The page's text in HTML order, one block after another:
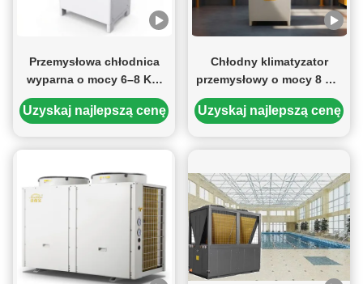
Przemysłowa chłodnica
wyparna o mocy 6–8 KM
zapewniająca
oszczędność energii 30–
długości 18 m i brak
fabryk i magazynów
Uzyskaj najlepszą cenę
Chłodny klimatyzator
przemysłowy o mocy 8 KM
do warsztatu
laboratoryjnego w
Uzyskaj najlepszą cenę